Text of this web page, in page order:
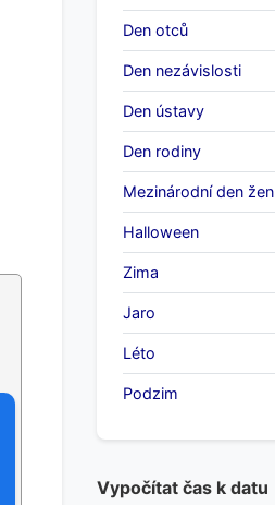
Den otců
Den nezávislosti
Den ústavy
Den rodiny
Mezinárodní den žen
Halloween
Zima
Jaro
Léto
Podzim
Vypočítat čas k datu